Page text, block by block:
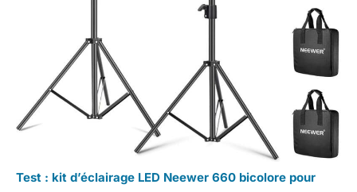
Test : kit d’éclairage LED Neewer 660 bicolore pour